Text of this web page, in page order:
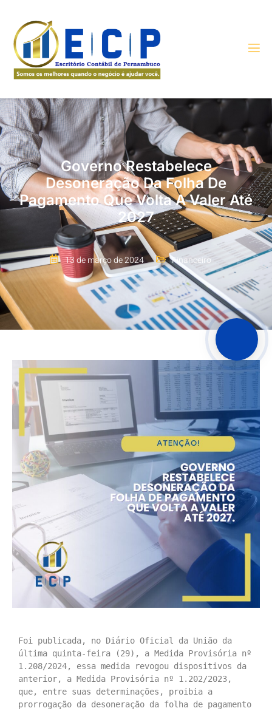
Governo Restabelece
Desoneração Da Folha De
Pagamento Que Volta A Valer Até
2027
13 de março de 2024 Financeiro
Foi publicada, no Diário Oficial da União da
última quinta-feira (29), a Medida Provisória nº
1.208/2024, essa medida revogou dispositivos da
anterior, a Medida Provisória nº 1.202/2023,
que, entre suas determinações, proibia a
prorrogação da desoneração da folha de pagamento